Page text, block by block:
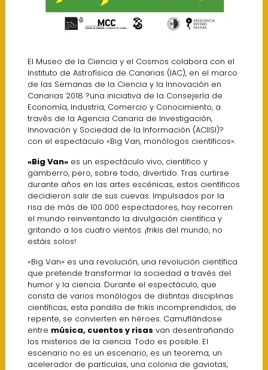
El Museo de la Ciencia y el Cosmos colabora con el
Instituto de Astrofísica de Canarias (IAC), en el marco
de las Semanas de la Ciencia y la Innovación en
Canarias 2018 ?una iniciativa de la Consejería de
Economía, Industria, Comercio y Conocimiento, a
través de la Agencia Canaria de Investigación,
Innovación y Sociedad de la Información (ACIISI)?
con el espectáculo «Big Van, monólogos científicos».
«Big Van»es un espectáculo vivo, científico y
gamberro, pero, sobre todo, divertido. Tras curtirse
durante años en las artes escénicas, estos científicos
decidieron salir de sus cuevas. Impulsados por la
risa de más de 100 000 espectadores, hoy recorren
el mundo reinventando la divulgación científica y
gritando a los cuatro vientos: ¡frikis del mundo, no
estáis solos!
«Big Van» es una revolución, una revolución científica
que pretende transformar la sociedad a través del
humor y la ciencia. Durante el espectáculo, que
consta de varios monólogos de distintas disciplinas
científicas, esta pandilla de frikis incomprendidos, de
repente, se convierten en héroes. Camuflándose
entre música, cuentos y risas van desentrañando
los misterios de la ciencia. Todo es posible. El
escenario no es un escenario, es un teorema, un
acelerador de partículas, una colonia de gaviotas,